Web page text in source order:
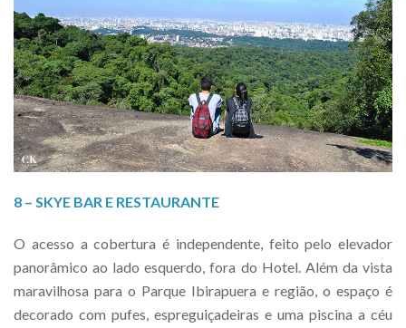
8 – SKYE BAR E RESTAURANTE
O acesso a cobertura é independente, feito pelo elevador
panorâmico ao lado esquerdo, fora do Hotel. Além da vista
maravilhosa para o Parque Ibirapuera e região, o espaço é
decorado com pufes, espreguiçadeiras e uma piscina a céu